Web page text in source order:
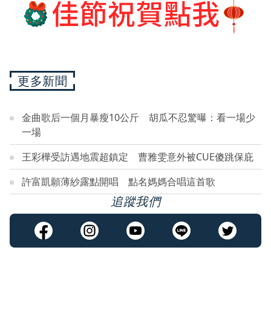
更多新聞
金曲歌后一個月暴瘦10公斤 胡瓜不忍驚曝：看一場少
一場
王彩樺受訪遇地震超鎮定 曹雅雯意外被CUE傻跳保庇
許富凱願薄紗露點開唱 點名媽媽合唱這首歌
追蹤我們